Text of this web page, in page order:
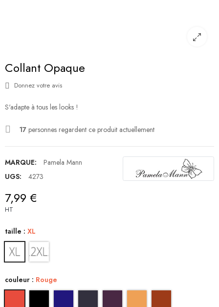
Collant Opaque
Donnez votre avis
S'adapte à tous les looks !
17 personnes regardent ce produit actuellement
MARQUE:
Pamela Mann
UGS:
4273
7,99 €
HT
taille : XL
couleur : Rouge